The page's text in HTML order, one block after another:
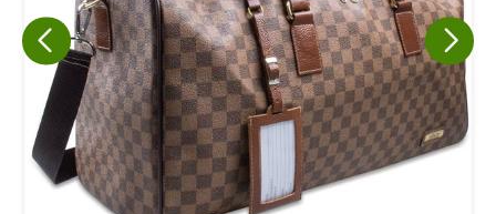
Iniciar conversa